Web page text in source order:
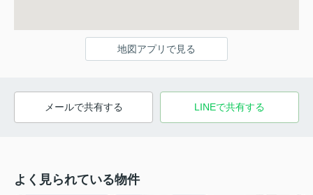
地図アプリで見る
メールで共有する LINEで共有する
よく見られている物件